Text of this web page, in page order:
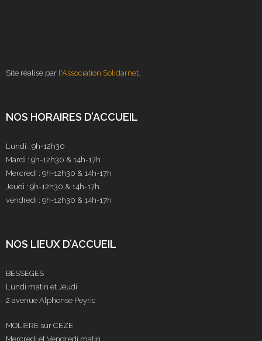
Site réalisé par l'Association Solidarnet.
NOS HORAIRES D’ACCUEIL
Lundi : 9h-12h30
Mardi : 9h-12h30 & 14h-17h
Mercredi : 9h-12h30 & 14h-17h
Jeudi : 9h-12h30 & 14h-17h
vendredi : 9h-12h30 & 14h-17h
NOS LIEUX D’ACCUEIL
BESSEGES
Lundi matin et Jeudi
2 avenue Alphonse Peyric
MOLIERE sur CEZE
Mercredi et Vendredi matin